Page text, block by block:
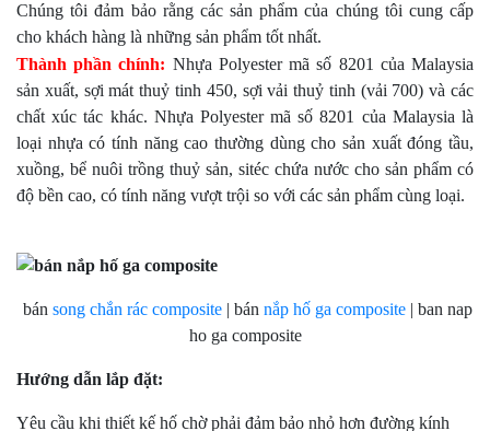
Chúng tôi đảm bảo rằng các sản phẩm của chúng tôi cung cấp
cho khách hàng là những sản phẩm tốt nhất.
Thành phần chính: Nhựa Polyester mã số 8201 của Malaysia
sản xuất, sợi mát thuỷ tinh 450, sợi vải thuỷ tinh (vải 700) và các
chất xúc tác khác. Nhựa Polyester mã số 8201 của Malaysia là
loại nhựa có tính năng cao thường dùng cho sản xuất đóng tầu,
xuồng, bể nuôi trồng thuỷ sản, sitéc chứa nước cho sản phẩm có
độ bền cao, có tính năng vượt trội so với các sản phẩm cùng loại.
bán song chắn rác composite| bán nắp hố ga composite| ban nap
ho ga composite
Hướng dẫn lắp đặt:
Yêu cầu khi thiết kế hố chờ phải đảm bảo nhỏ hơn đường kính